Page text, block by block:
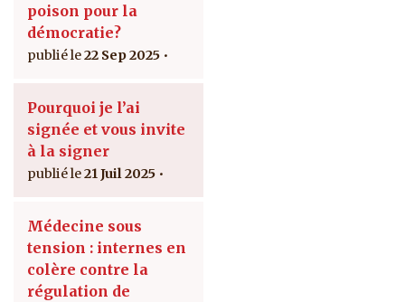
poison pour la
démocratie?
22 Sep 2025
Pourquoi je l’ai
signée et vous invite
à la signer
21 Juil 2025
Médecine sous
tension : internes en
colère contre la
régulation de